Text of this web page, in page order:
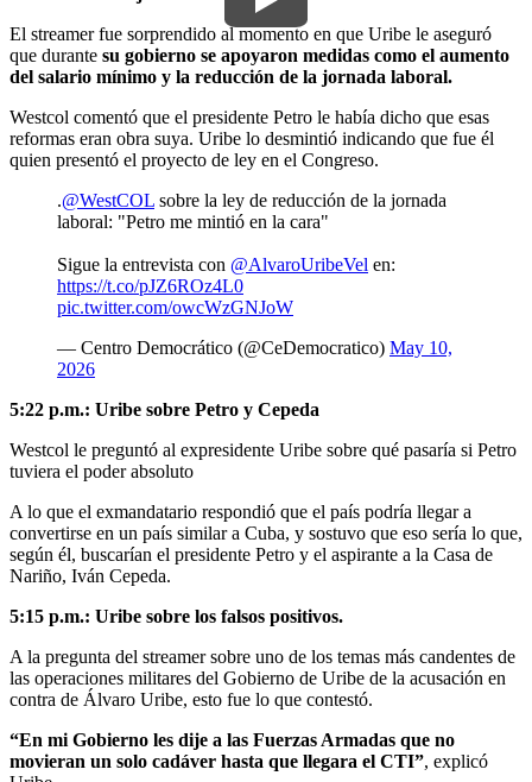
El streamer fue sorprendido al momento en que Uribe le aseguró
que durante su gobierno se apoyaron medidas como el aumento
del salario mínimo y la reducción de la jornada laboral.
Westcol comentó que el presidente Petro le había dicho que esas
reformas eran obra suya. Uribe lo desmintió indicando que fue él
quien presentó el proyecto de ley en el Congreso.
.@WestCOL sobre la ley de reducción de la jornada
laboral: "Petro me mintió en la cara"
Sigue la entrevista con @AlvaroUribeVel en:
https://t.co/pJZ6ROz4L0
pic.twitter.com/owcWzGNJoW
— Centro Democrático (@CeDemocratico) May 10,
2026
5:22 p.m.: Uribe sobre Petro y Cepeda
Westcol le preguntó al expresidente Uribe sobre qué pasaría si Petro
tuviera el poder absoluto
A lo que el exmandatario respondió que el país podría llegar a
convertirse en un país similar a Cuba, y sostuvo que eso sería lo que,
según él, buscarían el presidente Petro y el aspirante a la Casa de
Nariño, Iván Cepeda.
5:15 p.m.: Uribe sobre los falsos positivos.
A la pregunta del streamer sobre uno de los temas más candentes de
las operaciones militares del Gobierno de Uribe de la acusación en
contra de Álvaro Uribe, esto fue lo que contestó.
“En mi Gobierno les dije a las Fuerzas Armadas que no
movieran un solo cadáver hasta que llegara el CTI”, explicó